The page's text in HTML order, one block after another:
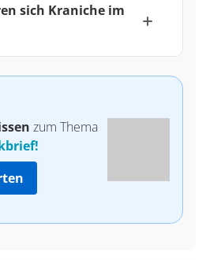
sich Kraniche im
zum Thema